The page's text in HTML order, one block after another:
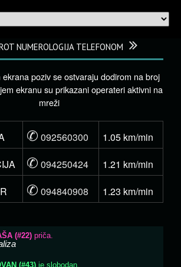
NUMEROLOGIJA TELEFONOM
poziv se ostvaraju dodirom na broj
ekranu su prikazani operateri aktivni na
mreži
✆ 092560300
1.05 km/min
✆ 094250424
1.21 km/min
✆ 094840908 1.23 km/min